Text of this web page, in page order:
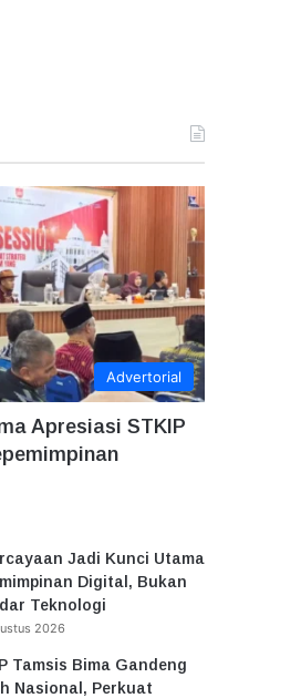
Advertorial
Apresiasi STKIP
Jadi Kunci Utama
Digital, Bukan
Teknologi
2026
Tamsis Bima Gandeng
Nasional, Perkuat